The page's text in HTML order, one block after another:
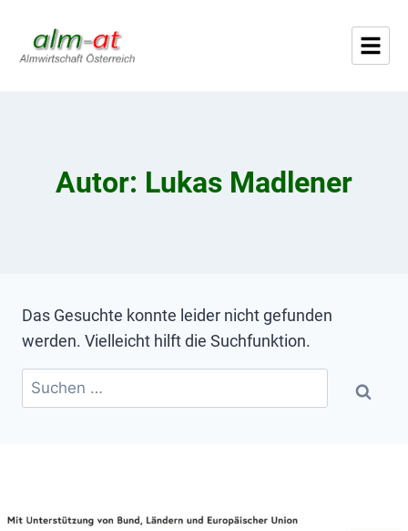
Autor: Lukas Madlener
Das Gesuchte konnte leider nicht gefunden
werden. Vielleicht hilft die Suchfunktion.